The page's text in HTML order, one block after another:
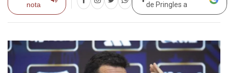
nota
de Pringles a